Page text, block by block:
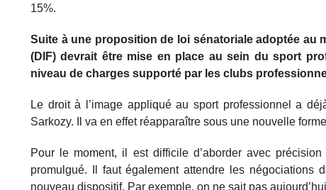
15%.
Suite à une proposition de loi sénatoriale adoptée au
(DIF) devrait être mise en place au sein du sport
niveau de charges supporté par les clubs
Le droit à l’image appliqué au sport professionnel a
Sarkozy. Il va en effet réapparaître sous une nouvelle
Pour le moment, il est difficile d’aborder avec
promulgué. Il faut également attendre les négociations
nouveau dispositif. Par exemple, on ne sait pas